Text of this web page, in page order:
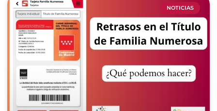
NOTICIAS